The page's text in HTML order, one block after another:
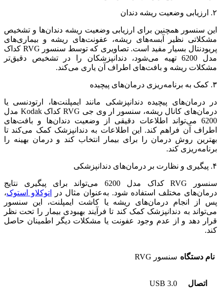
۲. ارزیابی وضعیت ریشه دندان
این سنسور همچنین برای ارزیابی وضعیت ریشه دندان‌ها و تشخیص
مشکلاتی نظیر آبسه‌های ریشه، عفونت‌های ریشه و بیماری‌های
پریودنتال بسیار مفید است. تصاویری که توسط سنسور RVG کداک
مدل 6200 تهیه می‌شود، دندانپزشکان را در تشخیص دقیق‌تر
مشکلات ریشه و بافت‌های اطراف آن یاری می‌کند.
۳. کمک به برنامه‌ریزی درمان‌های پیچیده
در درمان‌های پیچیده دندانپزشکی مانند ایمپلنت‌ها، ارتودنسی یا
درمان‌های کانال ریشه، سنسور ار وی جی RVG کداک Kodak مدل
6200 می‌تواند اطلاعات دقیقی از وضعیت دندان‌ها و بافت‌های
اطراف آن فراهم کند. این اطلاعات به دندانپزشک کمک می‌کند تا
بهترین روش درمان را برای بیمار انتخاب کند و درمان بهینه را
برنامه‌ریزی کند.
۴. پیگیری و نظارت بر درمان‌های دندانپزشکی
سنسور RVG کداک مدل 6200 می‌تواند برای پیگیری نتایج
درمان‌های مختلف استفاده شود. به‌عنوان مثال در
اتوکلاو استوک،
پس از انجام درمان‌های ریشه یا کاشت ایمپلنت، این سنسور
می‌تواند به دندانپزشک کمک کند تا فرآیند بهبودی بیمار را تحت نظر
قرار دهد و از عدم وجود عفونت یا مشکلات دیگر اطمینان حاصل
کند.
نام دستگاه سنسور RVG
اتصال USB 3.0